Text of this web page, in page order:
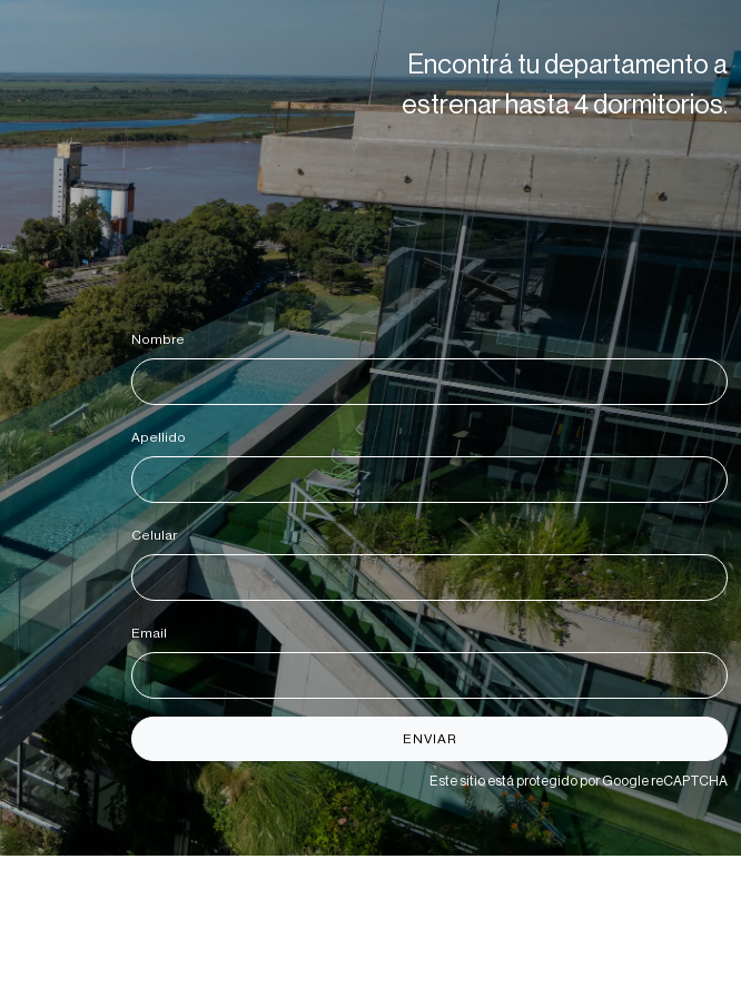
Encontrá tu departamento a
estrenar hasta 4 dormitorios.
Nombre
Apellido
Celular*
Email
ENVIAR
Este sitio está protegido por Google reCAPTCHA